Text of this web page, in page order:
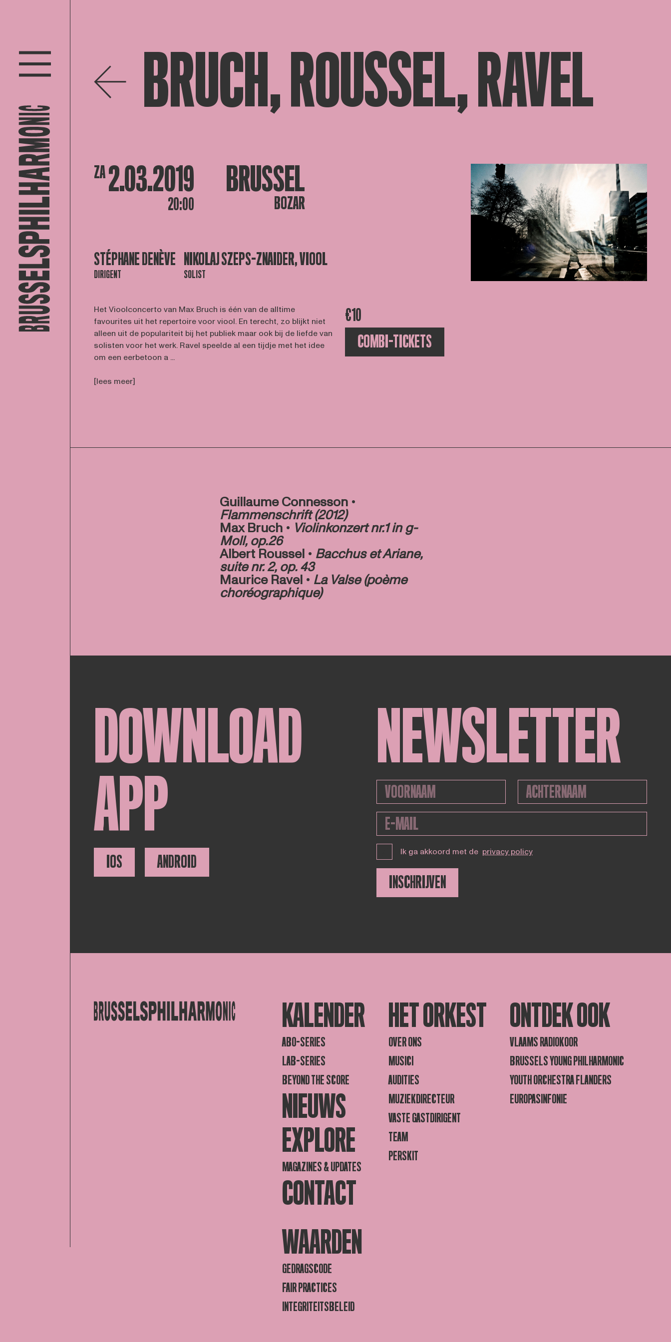
BRUCH, ROUSSEL, RAVEL
ZA2.03.2019
20:00
BRUSSEL
BOZAR
STÉPHANE DENÈVE
DIRIGENT
NIKOLAJ SZEPS-ZNAIDER, VIOOL
SOLIST
Het Vioolconcerto van Max Bruch is één van de alltime
favourites uit het repertoire voor viool. En terecht, zo blijkt niet
alleen uit de populariteit bij het publiek maar ook bij de liefde van
solisten voor het werk. Ravel speelde al een tijdje met het idee
om een eerbetoon a ...
[lees meer]
€10
COMBI-TICKETS
Guillaume Connesson •
Flammenschrift (2012)
Max Bruch • Violinkonzert nr.1 in g-
Moll, op.26
Albert Roussel • Bacchus et Ariane,
suite nr. 2, op. 43
Maurice Ravel • La Valse (poème
choréographique)
DOWNLOAD
APP
IOS ANDROID
NEWSLETTER
Ik ga akkoord met de privacy policy
INSCHRIJVEN
KALENDER
ABO-SERIES
LAB-SERIES
BEYOND THE SCORE
NIEUWS
EXPLORE
MAGAZINES & UPDATES
CONTACT
HET ORKEST
OVER ONS
MUSICI
AUDITIES
MUZIEKDIRECTEUR
VASTE GASTDIRIGENT
TEAM
PERSKIT
ONTDEK OOK
VLAAMS RADIOKOOR
BRUSSELS YOUNG PHILHARMONIC
YOUTH ORCHESTRA FLANDERS
EUROPASINFONIE
WAARDEN
GEDRAGSCODE
FAIR PRACTICES
INTEGRITEITSBELEID